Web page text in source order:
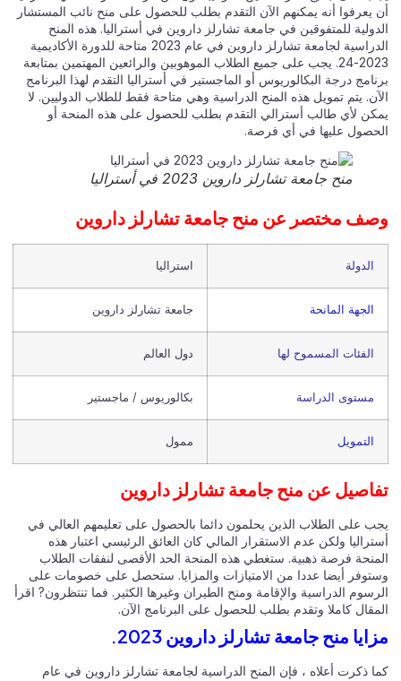
يعرفوا أنه يمكنهم الآن التقدم بطلب للحصول على منح نائب المستشار
للمتفوقين في جامعة تشارلز داروين في أستراليا. هذه المنح
الدراسية لجامعة تشارلز داروين في عام 2023 متاحة للدورة الأكاديمية
2023-24. يجب على جميع الطلاب الموهوبين والرائعين المهتمين بمتابعة
درجة البكالوريوس أو الماجستير في أستراليا التقدم لهذا البرنامج
يتم تمويل هذه المنح الدراسية وهي متاحة فقط للطلاب الدوليين. لا
لأي طالب أسترالي التقدم بطلب للحصول على هذه المنحة أو
عليها في أي فرصة.
منح جامعة تشارلز داروين 2023 في أستراليا
مختصر عن منح جامعة تشارلز داروين
الدولة استراليا
الجهة المانحة جامعة تشارلز داروين
الفئات المسموح لها دول العالم
مستوى الدراسة بكالوريوس / ماجستير
التمويل ممول
عن منح جامعة تشارلز داروين
على الطلاب الذين يحلمون دائما بالحصول على تعليمهم العالي في
ولكن عدم الاستقرار المالي كان العائق الرئيسي اعتبار هذه
فرصة ذهبية. ستغطي هذه المنحة الحد الأقصى لنفقات الطلاب
أيضا عددا من الامتيازات والمزايا. ستحصل على خصومات على
الدراسية والإقامة ومنح الطيران وغيرها الكثير. فما تنتظرون? اقرأ
كاملا وتقدم بطلب للحصول على البرنامج الآن.
منح جامعة تشارلز داروين 2023.
ذكرت أعلاه ، فإن المنح الدراسية لجامعة تشارلز داروين في عام